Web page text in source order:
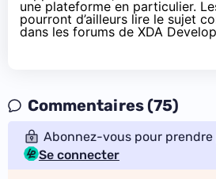
une plateforme en particulier.
pourront d’ailleurs lire le sujet
dans les forums de XDA
Commentaires (75)
Abonnez-vous pour
Se connecter